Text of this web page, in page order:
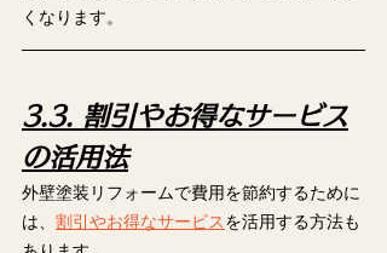
くなります。
3.3. 割引やお得なサービス
の活用法
外壁塗装リフォームで費用を節約するために
は、 割引やお得なサービスを活用する方法も